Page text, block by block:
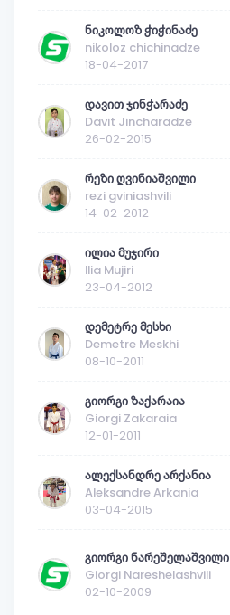
ნიკოლოზ ჭიჭინაძე
nikoloz chichinadze
18-04-2017
დავით ჯინჭარაძე
Davit Jincharadze
26-02-2015
რეზი ღვინიაშვილი
rezi gviniashvili
14-02-2012
ილია მუჯირი
Ilia Mujiri
23-04-2012
დემეტრე მესხი
Demetre Meskhi
08-10-2011
გიორგი ზაქარაია
Giorgi Zakaraia
12-01-2011
ალექსანდრე არქანია
Aleksandre Arkania
03-04-2015
გიორგი ნარეშელაშვილი
Giorgi Nareshelashvili
02-10-2009